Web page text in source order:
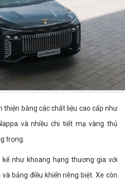
thiện bằng các chất liệu cao cấp như
và nhiều chi tiết mạ vàng thủ
trọng.
như khoang hạng thương gia với
bảng điều khiển riêng biệt. Xe còn